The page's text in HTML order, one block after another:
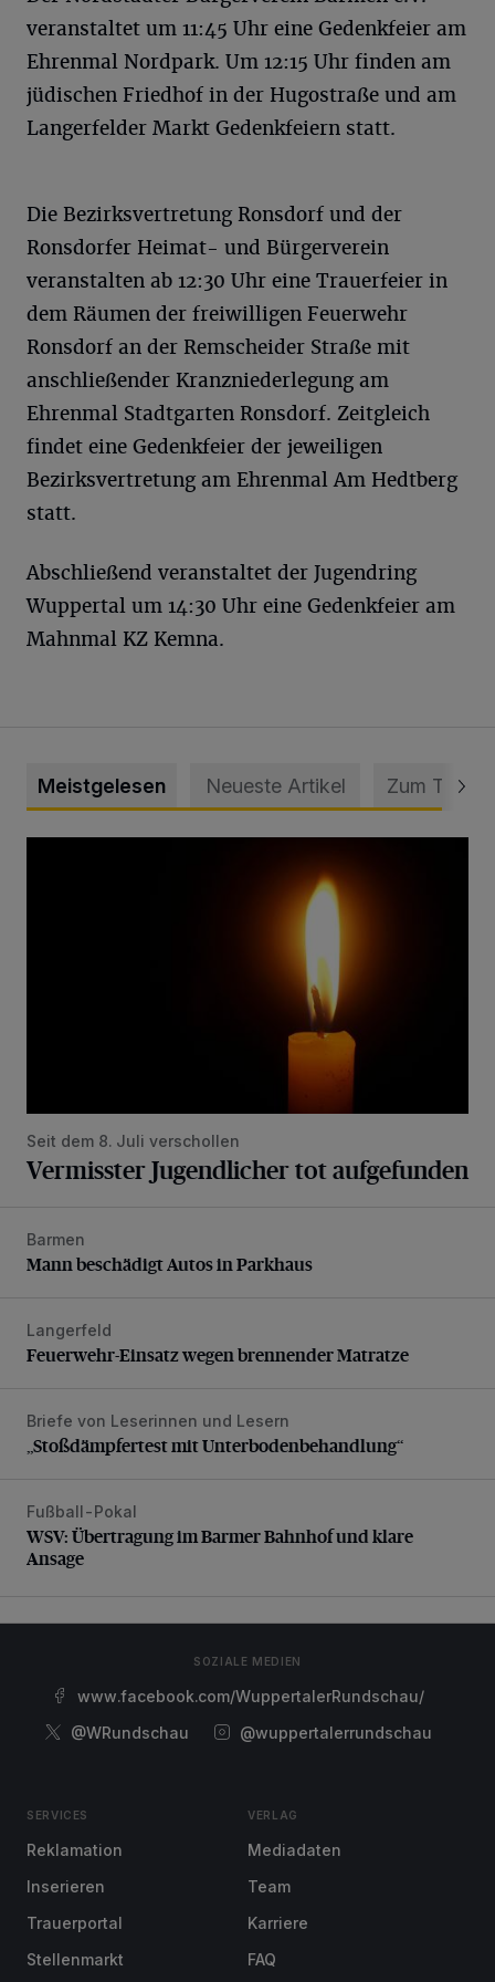
veranstaltet um 11:45 Uhr eine Gedenkfeier am
Ehrenmal Nordpark. Um 12:15 Uhr finden am
jüdischen Friedhof in der Hugostraße und am
Langerfelder Markt Gedenkfeiern statt.
Die Bezirksvertretung Ronsdorf und der
Ronsdorfer Heimat- und Bürgerverein
veranstalten ab 12:30 Uhr eine Trauerfeier in
dem Räumen der freiwilligen Feuerwehr
Ronsdorf an der Remscheider Straße mit
anschließender Kranzniederlegung am
Ehrenmal Stadtgarten Ronsdorf. Zeitgleich
findet eine Gedenkfeier der jeweiligen
Bezirksvertretung am Ehrenmal Am Hedtberg
statt.
Abschließend veranstaltet der Jugendring
Wuppertal um 14:30 Uhr eine Gedenkfeier am
Mahnmal KZ Kemna.
Meistgelesen Neueste Artikel Zum Thema
Seit dem 8. Juli verschollen
Vermisster Jugendlicher tot aufgefunden
Mann beschädigt Autos in Parkhaus
Barmen
Mann beschädigt Autos in Parkhaus
Feuerwehr-Einsatz wegen brennender Matratze
Langerfeld
Feuerwehr-Einsatz wegen brennender Matratze
„Stoßdämpfertest mit Unterbodenbehandlung“
Briefe von Leserinnen und Lesern
„Stoßdämpfertest mit Unterbodenbehandlung“
WSV: Übertragung im Barmer Bahnhof und klare Ansage
Fußball-Pokal
WSV: Übertragung im Barmer Bahnhof und klare
Ansage
SOZIALE MEDIEN
www.facebook.com/WuppertalerRundschau/
@WRundschau
@wuppertalerrundschau
SERVICES
Reklamation
Inserieren
Trauerportal
Stellenmarkt
VERLAG
Mediadaten
Team
Karriere
FAQ